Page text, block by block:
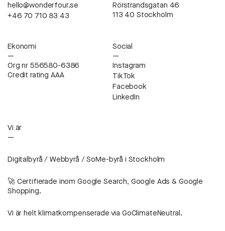
hello@wonderfour.se
+46 70 710 83 43
Rörstrandsgatan 46
113 40 Stockholm
Ekonomi
—
Org nr 556580-6386
Credit rating AAA
Social
—
Instagram
TikTok
Facebook
LinkedIn
Vi är
—
Digitalbyrå / Webbyrå / SoMe-byrå i Stockholm
🚀 Certifierade inom Google Search, Google Ads & Google
Shopping.
Vi är helt klimatkompenserade via GoClimateNeutral.